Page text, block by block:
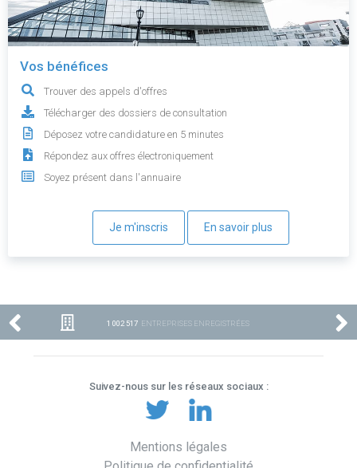
Vos bénéfices
Trouver des appels d'offres
Télécharger des dossiers de consultation
Déposez votre candidature en 5 minutes
Répondez aux offres électroniquement
Soyez présent dans l'annuaire
Je m'inscris En savoir plus
1 002 517 ENTREPRISES ENREGISTRÉES
Suivez-nous sur les réseaux sociaux :
Mentions légales